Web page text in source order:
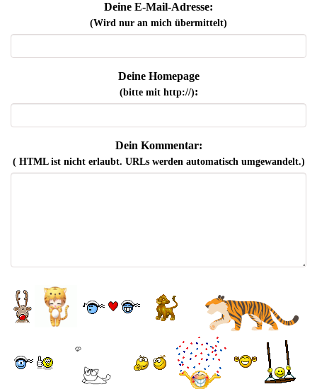
Deine E-Mail-Adresse:
(Wird nur an mich übermittelt)
Deine Homepage
(bitte mit http://):
Dein Kommentar:
( HTML ist nichterlaubt. URLs werden automatisch umgewandelt.)